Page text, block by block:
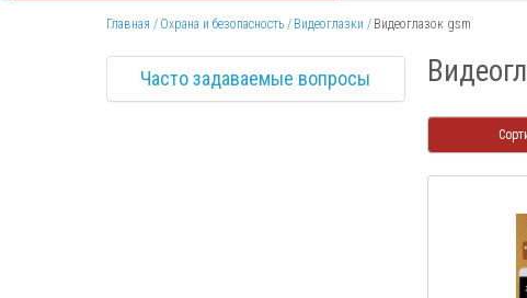
Главная Охрана и безопасность Видеоглазки Видеоглазок gsm
Часто задаваемые вопросы